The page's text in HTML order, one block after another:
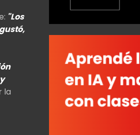
"Los
la